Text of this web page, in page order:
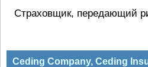
Страховщик, передающий
Ceding Company, Ceding